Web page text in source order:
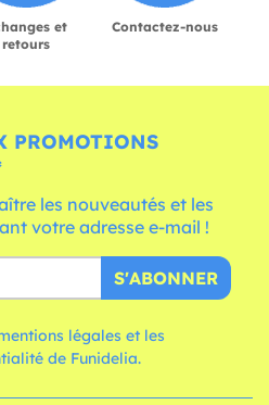
et
retours
Contactez-nous
PROMOTIONS
les nouveautés et les
votre adresse e-mail !
S'ABONNER
légales et les
de Funidelia.